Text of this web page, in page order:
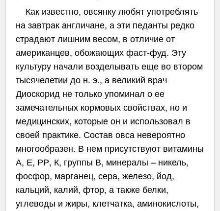
Как известно, овсянку любят употреблять
на завтрак англичане, а эти педанты редко
страдают лишним весом, в отличие от
американцев, обожающих фаст-фуд. Эту
культуру начали возделывать еще во втором
тысячелетии до н. э., а великий врач
Диоскорид не только упоминал о ее
замечательных кормовых свойствах, но и
медицинских, которые он и использовал в
своей практике. Состав овса невероятно
многообразен. В нем присутствуют витамины
А, Е, РР, К, группы В, минералы – никель,
фосфор, марганец, сера, железо, йод,
кальций, калий, фтор, а также белки,
углеводы и жиры, клетчатка, аминокислоты,